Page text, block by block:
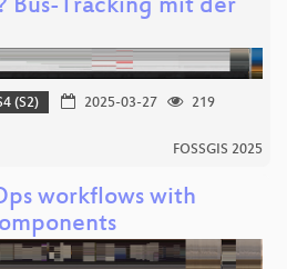
Bus-Tracking mit der
(S2) 2025-03-27
219
FOSSGIS 2025
workflows with